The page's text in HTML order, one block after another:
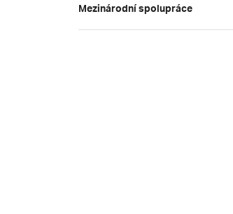
Mezinárodní spolupráce